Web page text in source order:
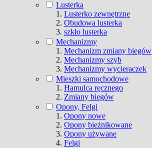
Lusterka
Lusterko zewnętrzne
Obudowa lusterka
szkło lusterka
Mechanizmy
Mechanizm zmiany biegów
Mechanizmy szyb
Mechanizmy wycieraczek
Mieszki samochodowe
Hamulca ręcznego
Zmiany biegów
Opony, Felgi
Opony nowe
Opony bieżnikowane
Opony używane
Felgi